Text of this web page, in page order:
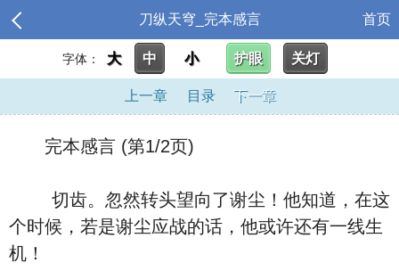
刀纵天穹_完本感言 首页
字体： 大 中 小 护眼 关灯
上一章 目录 下一章
完本感言 (第1/2页)
切齿。忽然转头望向了谢尘！他知道，在这
个时候，若是谢尘应战的话，他或许还有一线生
机！